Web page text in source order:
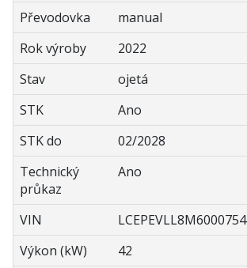
Převodovka
manual
Rok výroby
2022
Stav
ojetá
STK
Ano
STK do
02/2028
Technický
průkaz
Ano
VIN
LCEPEVLL8M6000754
Výkon (kW)
42